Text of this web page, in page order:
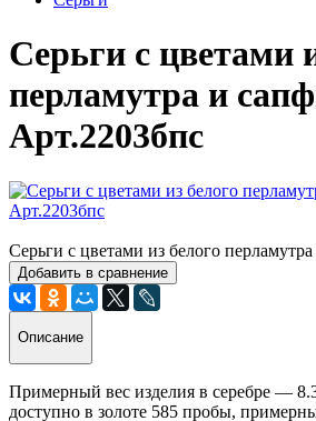
Серьги с цветами
перламутра и
Арт.2203бпс
Серьги с цветами из белого
Добавить в сравнение
Описание
Примерный вес изделия в серебре —
доступно в золоте 585 пробы,